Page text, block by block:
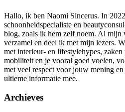
Hallo, ik ben Naomi Sincerus. In
schoonheidspecialiste en
blog, zoals ik hem zelf noem. Al mijn
verzamel en deel ik met mijn lezers.
met interieur- en lifestylehypes,
mobiliteit en je vooral goed voelen,
met veel respect voor jouw mening
ultieme informatie mee.
Archieves